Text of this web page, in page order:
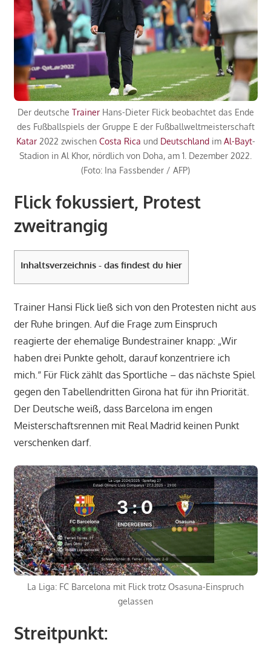
Der deutsche TrainerHans-Dieter Flick beobachtet das Ende
des Fußballspiels der Gruppe E der Fußballweltmeisterschaft
Katar2022 zwischen Costa Rica und Deutschlandim Al-Bayt-
Stadion in Al Khor, nördlich von Doha, am 1. Dezember 2022.
(Foto: Ina Fassbender / AFP)
Flick fokussiert, Protest
zweitrangig
Inhaltsverzeichnis - das findest du hier
Trainer Hansi Flick ließ sich von den Protesten nicht aus
der Ruhe bringen. Auf die Frage zum Einspruch
reagierte der ehemalige Bundestrainer knapp: „Wir
haben drei Punkte geholt, darauf konzentriere ich
mich.“ Für Flick zählt das Sportliche – das nächste Spiel
gegen den Tabellendritten Girona hat für ihn Priorität.
Der Deutsche weiß, dass Barcelona im engen
Meisterschaftsrennen mit Real Madrid keinen Punkt
verschenken darf.
La Liga: FC Barcelona mit Flick trotz Osasuna-Einspruch
gelassen
Streitpunkt: